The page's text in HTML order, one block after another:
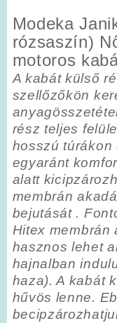
Modeka
rózsaszín)
motoros
A kabát külső
szellőzőkön
rész teljes
hosszú túrákon
egyaránt
alatt
membrán
bejutását .
Hitex membrán
hasznos lehet
hajnalban
haza). A kabát
hűvös lenne.